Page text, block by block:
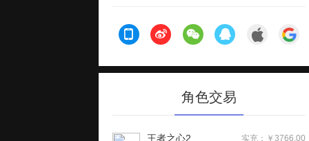
角色交易
实充：￥3766.00
王者之心2